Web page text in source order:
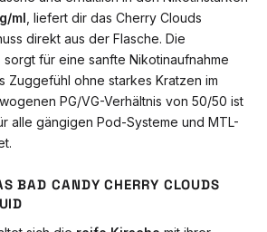
ml , liefert dir das Cherry Clouds
direkt aus der Flasche. Die
sorgt für eine sanfte Nikotinaufnahme
Zuggefühl ohne starkes Kratzen im
PG/VG-Verhältnis von 50/50 ist
alle gängigen Pod-Systeme und MTL-
BAD CANDY CHERRY CLOUDS